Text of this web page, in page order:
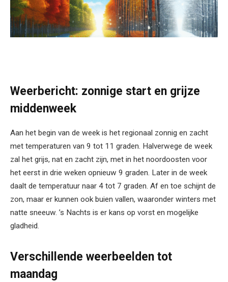
Weerbericht: zonnige start en grijze
middenweek
Aan het begin van de week is het regionaal zonnig en zacht
met temperaturen van 9 tot 11 graden. Halverwege de week
zal het grijs, nat en zacht zijn, met in het noordoosten voor
het eerst in drie weken opnieuw 9 graden. Later in de week
daalt de temperatuur naar 4 tot 7 graden. Af en toe schijnt de
zon, maar er kunnen ook buien vallen, waaronder winters met
natte sneeuw. ’s Nachts is er kans op vorst en mogelijke
gladheid.
Verschillende weerbeelden tot
maandag